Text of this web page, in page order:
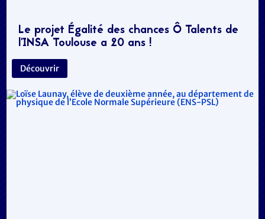
Le projet Égalité des chances Ô Talents de
l’INSA Toulouse a 20 ans !
Découvrir